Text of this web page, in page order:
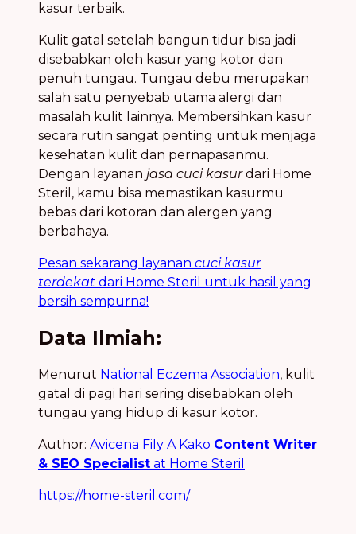
kasur terbaik.
Kulit gatal setelah bangun tidur bisa jadi
disebabkan oleh kasur yang kotor dan
penuh tungau. Tungau debu merupakan
salah satu penyebab utama alergi dan
masalah kulit lainnya. Membersihkan kasur
secara rutin sangat penting untuk menjaga
kesehatan kulit dan pernapasanmu.
Dengan layanan jasa cuci kasurdari Home
Steril, kamu bisa memastikan kasurmu
bebas dari kotoran dan alergen yang
berbahaya.
Pesan sekarang layanan cuci kasur
terdekat dari Home Steril untuk hasil yang
bersih sempurna!
Data Ilmiah:
Menurut National Eczema Association, kulit
gatal di pagi hari sering disebabkan oleh
tungau yang hidup di kasur kotor.
Author: Avicena Fily A Kako Content Writer
& SEO Specialist at Home Steril
https://home-steril.com/